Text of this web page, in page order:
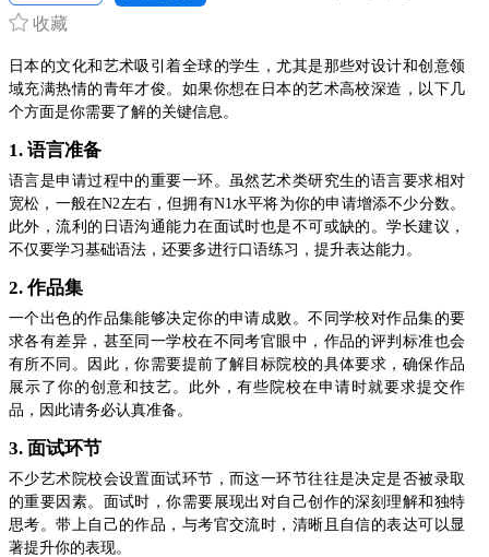
收藏
日本的文化和艺术吸引着全球的学生，尤其是那些对设计和创意领
域充满热情的青年才俊。如果你想在日本的艺术高校深造，以下几
个方面是你需要了解的关键信息。
1. 语言准备
语言是申请过程中的重要一环。虽然艺术类研究生的语言要求相对
宽松，一般在N2左右，但拥有N1水平将为你的申请增添不少分数。
此外，流利的日语沟通能力在面试时也是不可或缺的。学长建议，
不仅要学习基础语法，还要多进行口语练习，提升表达能力。
2. 作品集
一个出色的作品集能够决定你的申请成败。不同学校对作品集的要
求各有差异，甚至同一学校在不同考官眼中，作品的评判标准也会
有所不同。因此，你需要提前了解目标院校的具体要求，确保作品
展示了你的创意和技艺。此外，有些院校在申请时就要求提交作
品，因此请务必认真准备。
3. 面试环节
不少艺术院校会设置面试环节，而这一环节往往是决定是否被录取
的重要因素。面试时，你需要展现出对自己创作的深刻理解和独特
思考。带上自己的作品，与考官交流时，清晰且自信的表达可以显
著提升你的表现。